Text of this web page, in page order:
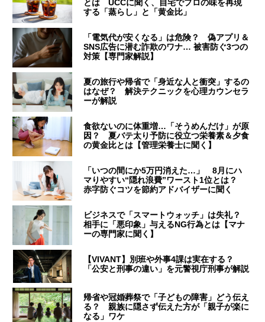
とは UCCに聞く、自宅でプロの味を再現
する「蒸らし」と「黄金比」
「電気代が安くなる」は危険？ 偽アプリ＆
SNS広告に潜む詐欺のワナ… 被害防ぐ3つの
対策【専門家解説】
夏の旅行や帰省で「身近な人と衝突」するの
はなぜ？ 解決テクニックを心理カウンセラ
ーが解説
食欲ないのに体重増…「そうめんだけ」が原
因？ 夏バテ太り予防に役立つ栄養素＆夕食
の黄金比とは【管理栄養士に聞く】
「いつの間にか5万円消えた…」 8月にハ
マりやすい“隠れ浪費”ワースト1位とは？
赤字防ぐコツを節約アドバイザーに聞く
ビジネスで「スマートウォッチ」は失礼？
相手に「悪印象」与えるNG行為とは【マナ
ーの専門家に聞く】
【VIVANT】別班や外事4課は実在する？
「公安と刑事の違い」を元警視庁刑事が解説
帰省や冠婚葬祭で「子どもの障害」どう伝え
る？ 親族に隠さず伝えた方が「親子が楽に
なる」ワケ